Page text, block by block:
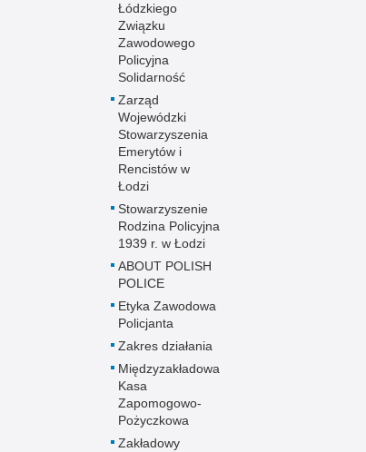
Łódzkiego
Związku
Zawodowego
Policyjna
Solidarność
Zarząd
Wojewódzki
Stowarzyszenia
Emerytów i
Rencistów w
Łodzi
Stowarzyszenie
Rodzina Policyjna
1939 r. w Łodzi
ABOUT POLISH
POLICE
Etyka Zawodowa
Policjanta
Zakres działania
Międzyzakładowa
Kasa
Zapomogowo-
Pożyczkowa
Zakładowy